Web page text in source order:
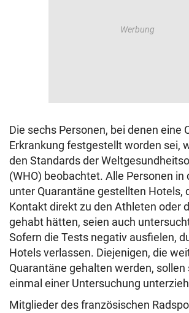
Die sechs Personen, bei denen eine
Erkrankung festgestellt worden sei,
den Standards der
(WHO) beobachtet. Alle Personen in
unter Quarantäne gestellten Hotels,
Kontakt direkt zu den Athleten oder
gehabt hätten, seien auch
Sofern die Tests negativ ausfielen,
Hotels verlassen. Diejenigen, die
Quarantäne gehalten werden, sollen
einmal einer Untersuchung
Mitglieder des französischen